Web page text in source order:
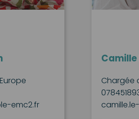
emc2.fr
Camille
Chargée